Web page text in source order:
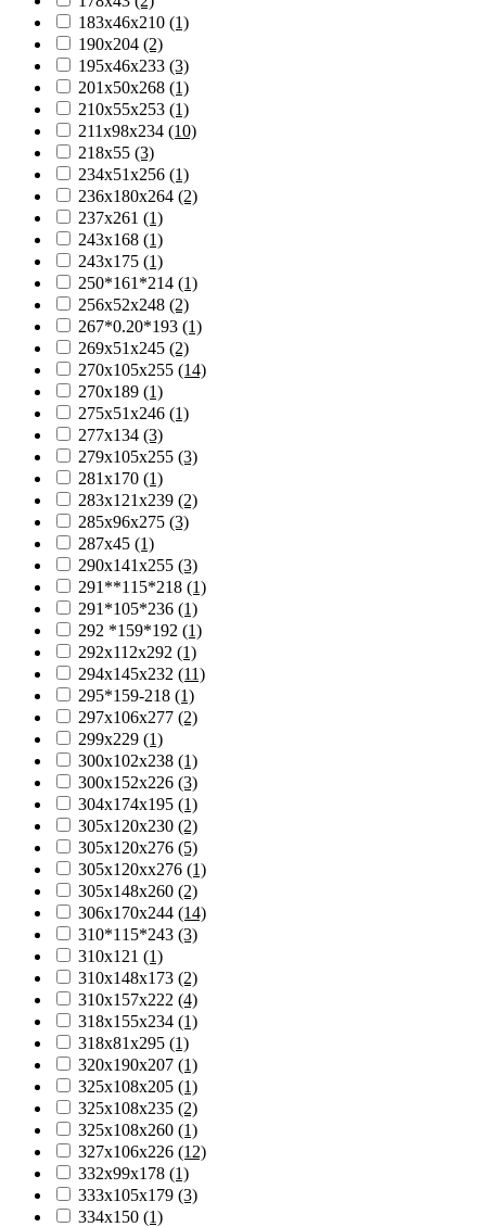
183х46х210 (1)
190х204 (2)
195х46х233 (3)
201х50х268 (1)
210х55х253 (1)
211х98х234 (10)
218х55 (3)
234х51х256 (1)
236х180х264 (2)
237х261 (1)
243х168 (1)
243х175 (1)
250*161*214 (1)
256х52х248 (2)
267*0.20*193 (1)
269х51х245 (2)
270х105х255 (14)
270х189 (1)
275х51х246 (1)
277х134 (3)
279х105х255 (3)
281х170 (1)
283х121х239 (2)
285х96х275 (3)
287х45 (1)
290х141х255 (3)
291**115*218 (1)
291*105*236 (1)
292 *159*192 (1)
292х112х292 (1)
294х145х232 (11)
295*159-218 (1)
297х106х277 (2)
299х229 (1)
300х102х238 (1)
300х152х226 (3)
304х174х195 (1)
305х120х230 (2)
305х120х276 (5)
305х120хх276 (1)
305х148х260 (2)
306х170х244 (14)
310*115*243 (3)
310х121 (1)
310х148х173 (2)
310х157х222 (4)
318х155х234 (1)
318х81х295 (1)
320х190х207 (1)
325х108х205 (1)
325х108х235 (2)
325х108х260 (1)
327х106х226 (12)
332х99х178 (1)
333х105х179 (3)
334х150 (1)